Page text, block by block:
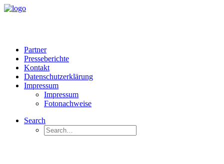
Partner
Presseberichte
Kontakt
Datenschutzerklärung
Impressum
Impressum
Fotonachweise
Search